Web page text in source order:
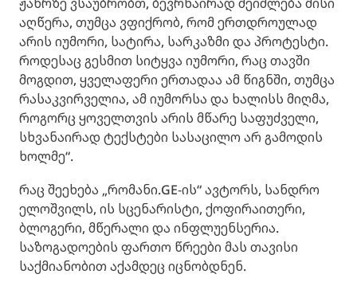
აღწერა, თუმცა ვფიქრობ, რომ ერთდროულად
არის იუმორი, სატირა, სარკაზმი და პროტესტი.
როდესაც გესმით სიტყვა იუმორი, რაც თავში
მოგდით, ყველაფერი ერთადაა ამ წიგნში, თუმცა
რასაკვირველია, ამ იუმორსა და ხალისს მიღმა,
როგორც ყოველთვის არის მწარე საფუძველი,
სხვანაირად ტექსტები სასაცილო არ გამოდის
ხოლმე“.
რაც შეეხება „რომანი.GE-ის“ ავტორს, სანდრო
ელოშვილს, ის სცენარისტი, ქოფირაითერი,
ბლოგერი, მწერალი და ინფლუენსერია.
საზოგადოების ფართო წრეები მას თავისი
საქმიანობით აქამდეც იცნობდნენ.